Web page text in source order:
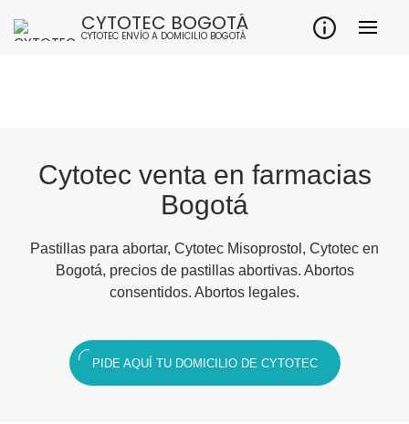
CYTOTEC BOGOTÁ
CYTOTEC ENVÍO A DOMICILIO BOGOTÁ
Cytotec venta en farmacias
Bogotá
Pastillas para abortar, Cytotec Misoprostol, Cytotec en
Bogotá, precios de pastillas abortivas. Abortos
consentidos. Abortos legales.
PIDE AQUÍ TU DOMICILIO DE CYTOTEC